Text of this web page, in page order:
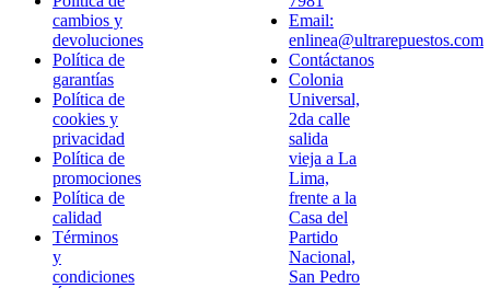
cambios y
devoluciones
Política de
garantías
Política de
cookies y
privacidad
Política de
promociones
Política de
calidad
Términos
y
condiciones
Email:
enlinea@ultrarepuestos.com
Contáctanos
Colonia
Universal,
2da calle
salida
vieja a La
Lima,
frente a la
Casa del
Partido
Nacional,
San Pedro